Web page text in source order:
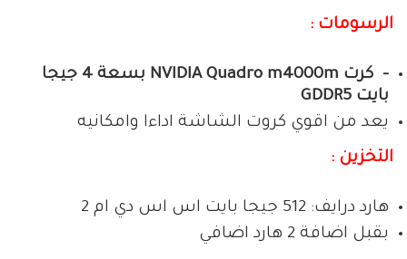
الرسومات :
– كرت NVIDIA Quadro m4000m بسعة 4 جيجا
بايت GDDR5
يعد من اقوي كروت الشاشة اداءا وامكانيه
التخزين :
هارد درايف: 512 جيجا بايت اس اس دي ام 2
بقبل اضافة 2 هارد اضافي